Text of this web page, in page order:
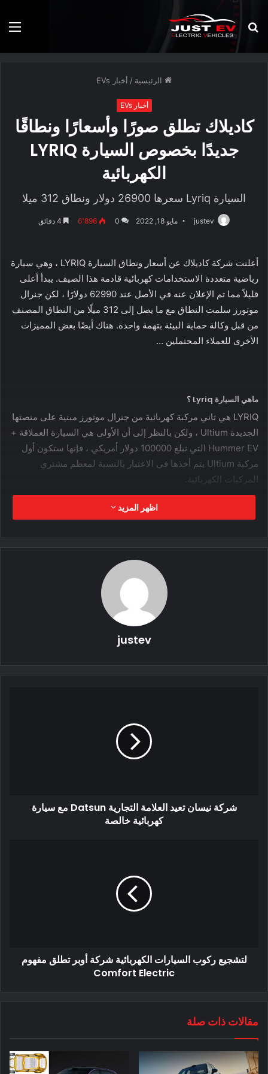
بحث
عن
الرئيسية / أخبار EVs
أخبار EVs
كاديلاك تطلق صورًا وأسعارًا ونطاقًا
جديدًا بخصوص السيارة LYRIQ
الكهربائية
السيارة Lyriq سعرها 26900 دولار ونطاق 312 ميلا
justev مايو 18, 2022 0 6٬896
أعلنت شركة كاديلاك عن أسعار ونطاق السيارة LYRIQ ، وهي سيارة
رياضية متعددة الاستخدامات كهربائية قادمة هذا الصيف. يبدأ أعلى
قليلاً مما تم الإعلان عنه في الأصل عند 62990 دولارًا ، لكن جنرال
موتورز سلمت النطاق مع ما يصل إلى 312 ميلًا من النطاق المصنف
من قبل وكالة حماية البيئة بتهمة واحدة. هناك أيضًا بعض المميزات
الأخرى للعملاء المحتملين …
ماهي السيارة Lyriq ؟
LYRIQ هي ثاني مركبة كهربائية من جنرال موتورز مبنية على منصتها
الجديدة Ultium ، ولكن بالنظر إلى أن الأولى هي السيارة العملاقة +
Hummer EV التي تبلغ 100000 دولار أمريكي ، فإنها ستكون أول
مركبة Ultium يتم أخذها في الاعتبار بالنسبة لمعظم مشتري
المركبات الكهربائية.
190 كيلوواط كل ذلك بأقل من 60 ألف دولار ، وفقًا لإعلان جنرال
شركة صناعة السيارات عن العديد من التفاصيل الإضافية حول
اظهر المزيد
justev
شركة نيسان تعيد العلامة التجارية Datsun مع سيارة
كهربائية خالصة
لتشجيع ركوب السيارات الكهربائية شركة أوبر تطلق مفهوم
Comfort Electric
مقالات ذات صلة